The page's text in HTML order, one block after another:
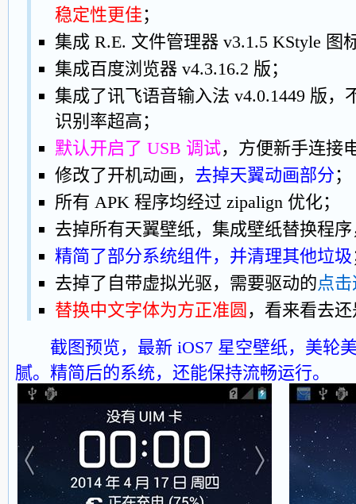
稳定性更佳；
集成 R.E. 文件管理器 v3.1.5 KStyle 图
集成百度浏览器 v4.3.16.2 版；
集成了讯飞语音输入法 v4.0.1449 版，
识别率超高；
默认开启了 USB 调试，方便新手连接
修改了开机动画， 去掉天翼动画部分；
所有 APK 程序均经过 zipalign 优化；
去掉所有天翼壁纸，集成壁纸替换程
精简了部分系统组件，并清理其他垃圾
去掉了自带虚拟光驱，需要驱动的点
替换中文字体为方正准圆 ，看来看去
截图预览，最新 iOS7 星空壁纸，美轮
腻。精简后的系统，还能保持流畅运行。